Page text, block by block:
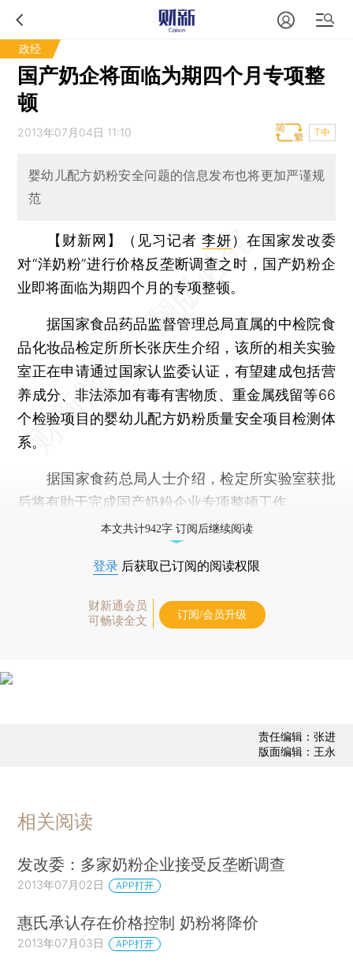
政经
国产奶企将面临为期四个月专项整
顿
2013年07月04日 11:10 T中
婴幼儿配方奶粉安全问题的信息发布也将更加严谨规
范
【财新网】（见习记者 李妍） 在国家发改委
对“洋奶粉”进行价格反垄断调查之时，国产奶粉企
业即将面临为期四个月的专项整顿。
据国家食品药品监督管理总局直属的中检院食
品化妆品检定所所长张庆生介绍，该所的相关实验
室正在申请通过国家认监委认证，有望建成包括营
养成分、非法添加有毒有害物质、重金属残留等66
个检验项目的婴幼儿配方奶粉质量安全项目检测体
系。
据国家食药总局人士介绍，检定所实验室获批
后将有助于完成国产奶粉企业专项整顿工作。
本文共计942字 订阅后继续阅读
登录 后获取已订阅的阅读权限
财新通会员
可畅读全文
订阅/会员升级
责任编辑：张进
版面编辑：王永
相关阅读
发改委：多家奶粉企业接受反垄断调查
2013年07月02日 APP打开
惠氏承认存在价格控制 奶粉将降价
2013年07月03日 APP打开